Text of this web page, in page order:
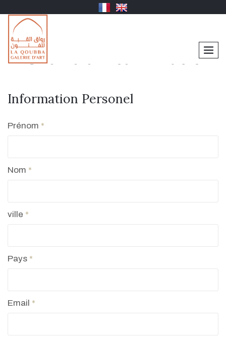
Gnawa africain music
Information Personel
Prénom *
Nom *
ville *
Pays *
Email *